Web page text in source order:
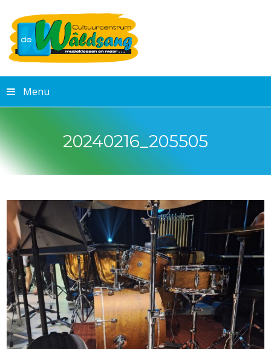
Menu
20240216_205505